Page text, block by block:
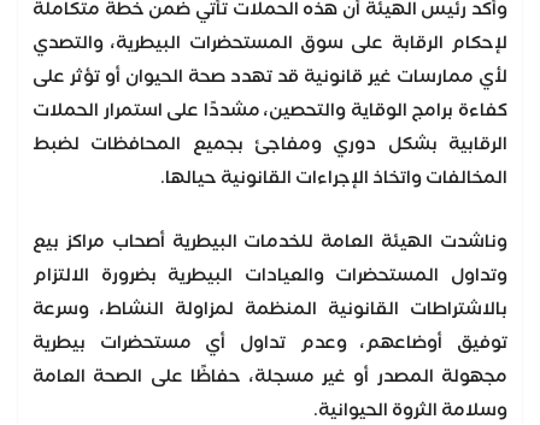
وأكد رئيس الهيئة أن هذه الحملات تأتي ضمن خطة متكاملة
لإحكام الرقابة على سوق المستحضرات البيطرية، والتصدي
لأي ممارسات غير قانونية قد تهدد صحة الحيوان أو تؤثر على
كفاءة برامج الوقاية والتحصين، مشددًا على استمرار الحملات
الرقابية بشكل دوري ومفاجئ بجميع المحافظات لضبط
المخالفات واتخاذ الإجراءات القانونية حيالها.
وناشدت الهيئة العامة للخدمات البيطرية أصحاب مراكز بيع
وتداول المستحضرات والعيادات البيطرية بضرورة الالتزام
بالاشتراطات القانونية المنظمة لمزاولة النشاط، وسرعة
توفيق أوضاعهم، وعدم تداول أي مستحضرات بيطرية
مجهولة المصدر أو غير مسجلة، حفاظًا على الصحة العامة
وسلامة الثروة الحيوانية.